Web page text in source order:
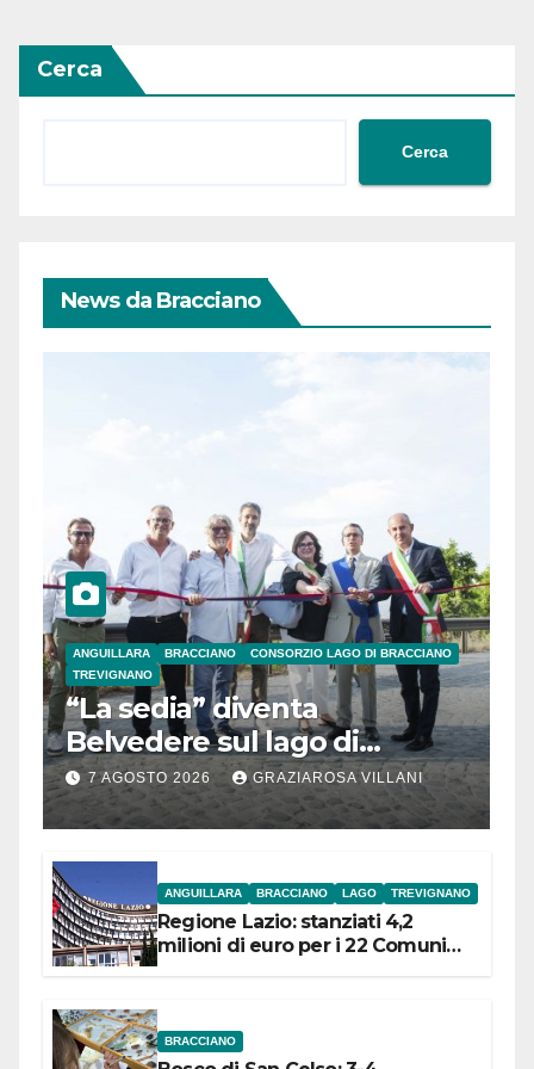
Cerca
Cerca
News da Bracciano
ANGUILLARA BRACCIANO
CONSORZIO LAGO DI BRACCIANO
TREVIGNANO
“La sedia” diventa
Belvedere sul lago di
Bracciano: ieri
l’inaugurazione
7 AGOSTO 2026 GRAZIAROSA VILLANI
ANGUILLARA BRACCIANO LAGO TREVIGNANO
Regione Lazio: stanziati 4,2
milioni di euro per i 22 Comuni
BRACCIANO